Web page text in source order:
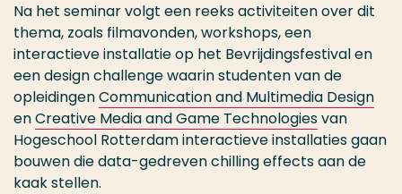
Na het seminar volgt een reeks activiteiten over dit
thema, zoals filmavonden, workshops, een
interactieve installatie op het Bevrijdingsfestival en
een design challenge waarin studenten van de
opleidingenCommunication and Multimedia Design
enCreative Media and Game Technologiesvan
Hogeschool Rotterdam interactieve installaties gaan
bouwen die data-gedreven chilling effects aan de
kaak stellen.